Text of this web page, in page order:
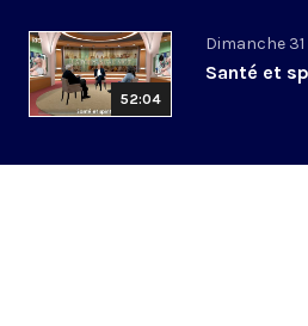
52:04
Dimanche
Santé et